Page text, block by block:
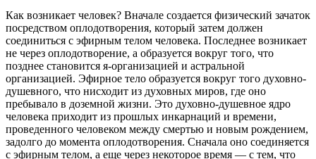
Как возникает человек? Вначале создается физический зачаток
посредством оплодотворения, который затем должен
соединиться с эфирным телом человека. Последнее возникает
не через оплодотворение, а образуется вокруг того, что
позднее становится я-организацией и астральной
организацией. Эфирное тело образуется вокруг того духовно-
душевного, что нисходит из духовных миров, где оно
пребывало в доземной жизни. Это духовно-душевное ядро
человека приходит из прошлых инкарнаций и времени,
проведенного человеком между смертью и новым рождением,
задолго до момента оплодотворения. Сначала оно соединяется
с эфирным телом, а еще через некоторое время — с тем, что